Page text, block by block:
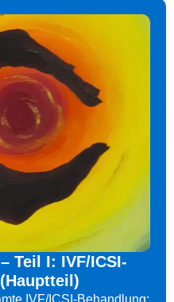
Teil I: IVF/ICSI-